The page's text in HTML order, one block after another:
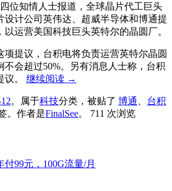
位知情人士报道，全球晶片代工巨头
设计公司英伟达、超威半导体和博通提
运营美国科技巨头英特尔的晶圆厂。
项提议，台积电将负责运营英特尔晶圆
不会超过50%。另有消息人士称，台积
议。 继续阅读 →
。属于科技分类，被贴了 博通
台积
。 作者是FinalSee。 711 次浏览
99元，100G流量/月